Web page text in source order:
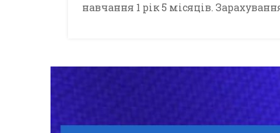
навчання 1 рік 5 місяців.